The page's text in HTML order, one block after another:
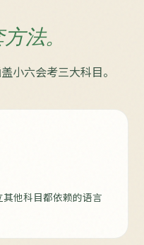
法。
小六会考三大科目。
他科目都依赖的语言